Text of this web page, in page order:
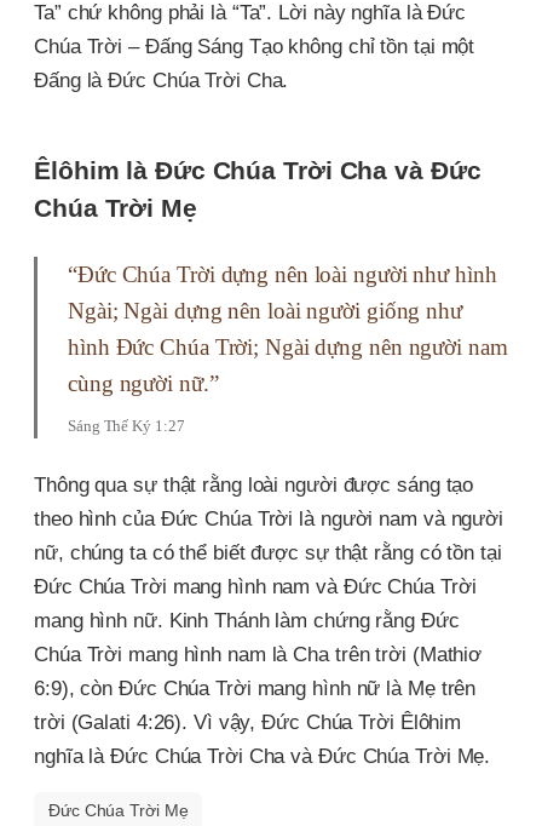
Ta” chứ không phải là “Ta”. Lời này nghĩa là Đức
Chúa Trời – Đấng Sáng Tạo không chỉ tồn tại một
Đấng là Đức Chúa Trời Cha.
Êlôhim là Đức Chúa Trời Cha và Đức
Chúa Trời Mẹ
“Ðức Chúa Trời dựng nên loài người như hình
Ngài; Ngài dựng nên loài người giống như
hình Ðức Chúa Trời; Ngài dựng nên người nam
cùng người nữ.”
Sáng Thế Ký 1:27
Thông qua sự thật rằng loài người được sáng tạo
theo hình của Đức Chúa Trời là người nam và người
nữ, chúng ta có thể biết được sự thật rằng có tồn tại
Đức Chúa Trời mang hình nam và Đức Chúa Trời
mang hình nữ. Kinh Thánh làm chứng rằng Đức
Chúa Trời mang hình nam là Cha trên trời (Mathiơ
6:9), còn Đức Chúa Trời mang hình nữ là Mẹ trên
trời (Galati 4:26). Vì vậy, Đức Chúa Trời Êlôhim
nghĩa là Đức Chúa Trời Cha và Đức Chúa Trời Mẹ.
Đức Chúa Trời Mẹ